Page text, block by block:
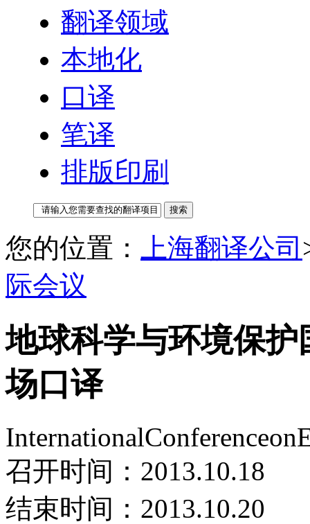
翻译领域
本地化
口译
笔译
排版印刷
您的位置： 上海翻译公司
际会议
地球科学与环境保
场口译
召开时间：2013.10.18
结束时间：2013.10.20